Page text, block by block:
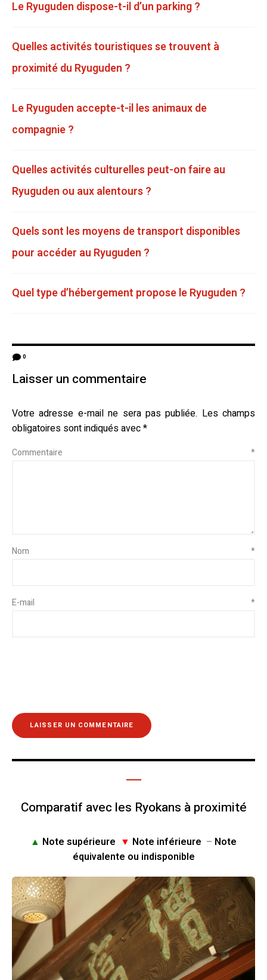
Le Ryuguden dispose-t-il d’un parking ?
Quelles activités touristiques se trouvent à
proximité du Ryuguden ?
Le Ryuguden accepte-t-il les animaux de
compagnie ?
Quelles activités culturelles peut-on faire au
Ryuguden ou aux alentours ?
Quels sont les moyens de transport disponibles
pour accéder au Ryuguden ?
Quel type d’hébergement propose le Ryuguden ?
0
Laisser un commentaire
Votre adresse e-mail ne sera pas publiée. Les champs
obligatoires sont indiqués avec*
Commentaire *
Nom *
E-mail *
Comparatif avec les Ryokans à proximité
▲ Note supérieure ▼ Note inférieure – Note
équivalente ou indisponible